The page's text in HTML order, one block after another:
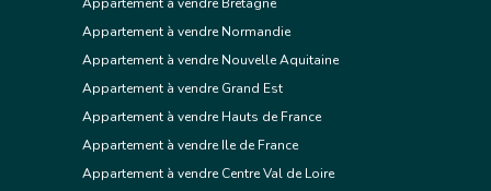
Appartement à vendre Normandie
Appartement à vendre Nouvelle Aquitaine
Appartement à vendre Grand Est
Appartement à vendre Hauts de France
Appartement à vendre Ile de France
Appartement à vendre Centre Val de Loire